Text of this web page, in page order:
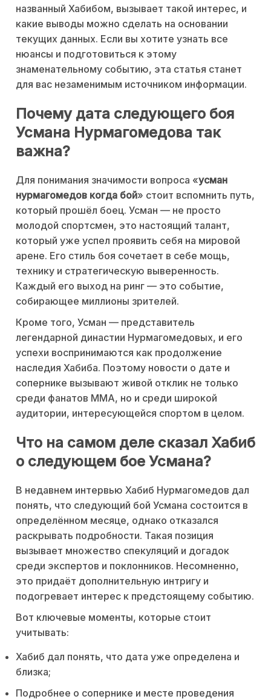
названный Хабибом, вызывает такой интерес, и
какие выводы можно сделать на основании
текущих данных. Если вы хотите узнать все
нюансы и подготовиться к этому
знаменательному событию, эта статья станет
для вас незаменимым источником информации.
Почему дата следующего боя
Усмана Нурмагомедова так
важна?
Для понимания значимости вопроса «усман
нурмагомедов когда бой» стоит вспомнить путь,
который прошёл боец. Усман — не просто
молодой спортсмен, это настоящий талант,
который уже успел проявить себя на мировой
арене. Его стиль боя сочетает в себе мощь,
технику и стратегическую выверенность.
Каждый его выход на ринг — это событие,
собирающее миллионы зрителей.
Кроме того, Усман — представитель
легендарной династии Нурмагомедовых, и его
успехи воспринимаются как продолжение
наследия Хабиба. Поэтому новости о дате и
сопернике вызывают живой отклик не только
среди фанатов MMA, но и среди широкой
аудитории, интересующейся спортом в целом.
Что на самом деле сказал Хабиб
о следующем бое Усмана?
В недавнем интервью Хабиб Нурмагомедов дал
понять, что следующий бой Усмана состоится в
определённом месяце, однако отказался
раскрывать подробности. Такая позиция
вызывает множество спекуляций и догадок
среди экспертов и поклонников. Несомненно,
это придаёт дополнительную интригу и
подогревает интерес к предстоящему событию.
Вот ключевые моменты, которые стоит
учитывать:
Хабиб дал понять, что дата уже определена и
близка;
Подробнее о сопернике и месте проведения